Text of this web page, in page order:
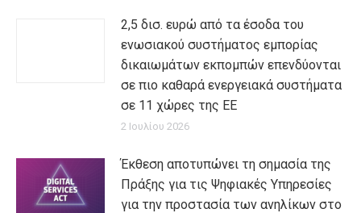
2,5 δισ. ευρώ από τα έσοδα του
ενωσιακού συστήματος εμπορίας
δικαιωμάτων εκπομπών επενδύονται
σε πιο καθαρά ενεργειακά συστήματα
σε 11 χώρες της ΕΕ
2 Ιουλίου 2026
Έκθεση αποτυπώνει τη σημασία της
Πράξης για τις Ψηφιακές Υπηρεσίες
για την προστασία των ανηλίκων στο